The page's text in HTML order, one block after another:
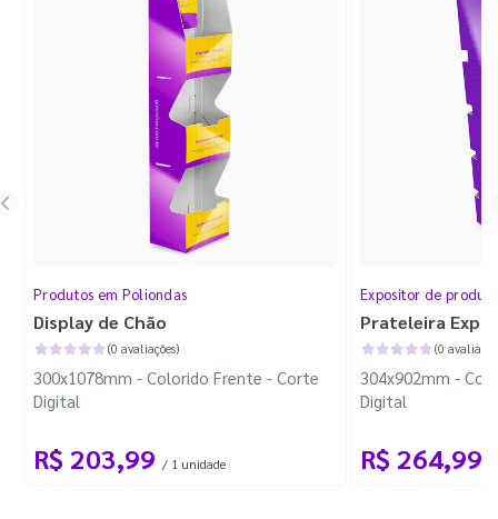
Produtos em Poliondas
Display de Chão
(0 avaliações)
300x1078mm - Colorido Frente - Corte
Digital
R$ 203,99 / 1 unidade
Expositor de
Prateleira
(0
304x902mm -
Digital
R$ 264,99